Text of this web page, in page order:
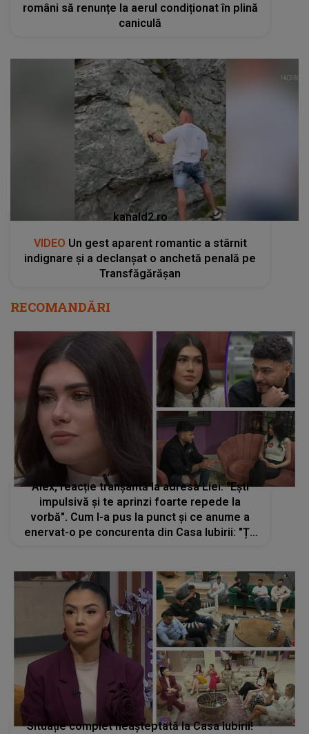
români să renunțe la aerul condiționat în plină
caniculă
kanald2.ro
VIDEO Un gest aparent romantic a stârnit
indignare și a declanșat o anchetă penală pe
Transfăgărășan
RECOMANDĂRI
Alex, reacție tranșantă la adresa Liei: "Ești
impulsivă și te aprinzi foarte repede la
vorbă". Cum l-a pus la punct și ce anume a
enervat-o pe concurenta din Casa Iubirii: "Ți-
Situație complet neașteptată la Casa Iubirii!